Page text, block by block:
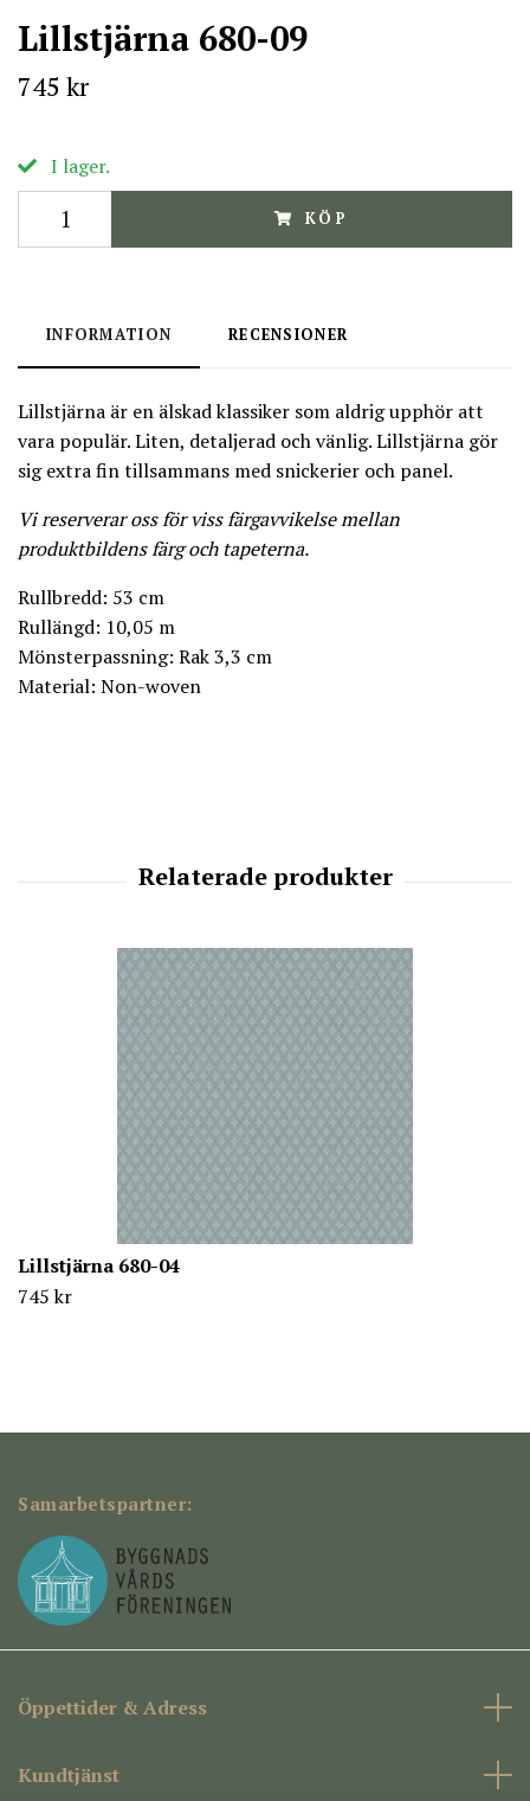
Lillstjärna 680-09
745 kr
I lager.
KÖP
INFORMATION RECENSIONER
Lillstjärna är en älskad klassiker som aldrig upphör att
vara populär. Liten, detaljerad och vänlig. Lillstjärna gör
sig extra fin tillsammans med snickerier och panel.
Vi reserverar oss för viss färgavvikelse mellan
produktbildens färg och tapeterna.
Rullbredd: 53 cm
Rullängd: 10,05 m
Mönsterpassning: Rak 3,3 cm
Material: Non-woven
Lillstjärna 680-04
745 kr
Samarbetspartner:
Öppettider & Adress
Kundtjänst